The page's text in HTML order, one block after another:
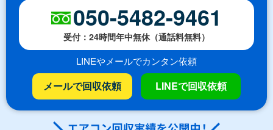
050-5482-9461
受付：24時間年中無休（通話料無料）
LINEやメールでカンタン依頼
メールで回収依頼 LINEで回収依頼